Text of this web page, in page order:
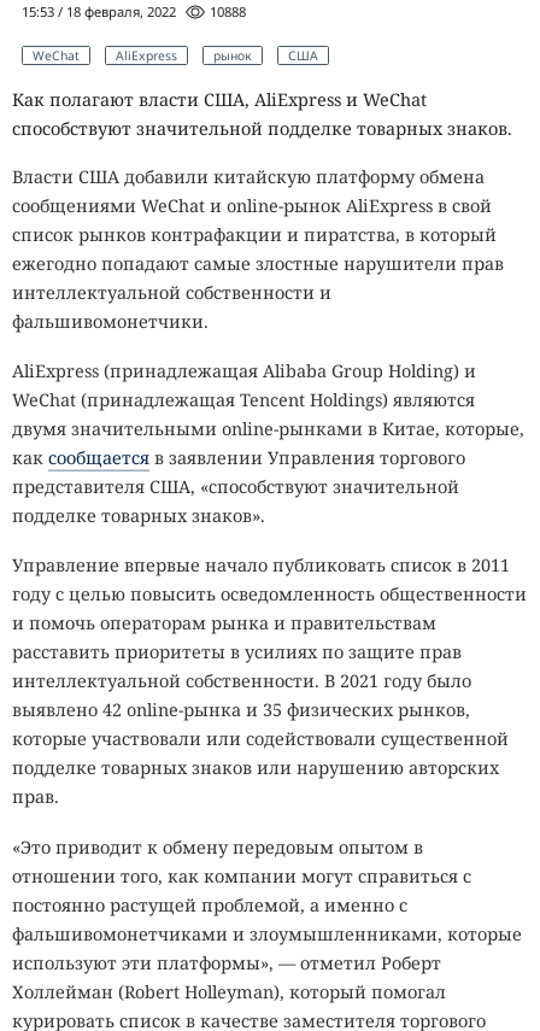
15:53 / 18 февраля, 2022 10888
WeChat AliExpress рынок США
Как полагают власти США, AliExpress и WeChat
способствуют значительной подделке товарных знаков.
Власти США добавили китайскую платформу обмена
сообщениями WeChat и online-рынок AliExpress в свой
список рынков контрафакции и пиратства, в который
ежегодно попадают самые злостные нарушители прав
интеллектуальной собственности и
фальшивомонетчики.
AliExpress (принадлежащая Alibaba Group Holding) и
WeChat (принадлежащая Tencent Holdings) являются
двумя значительными online-рынками в Китае, которые,
как сообщается в заявлении Управления торгового
представителя США, «способствуют значительной
подделке товарных знаков».
Управление впервые начало публиковать список в 2011
году с целью повысить осведомленность общественности
и помочь операторам рынка и правительствам
расставить приоритеты в усилиях по защите прав
интеллектуальной собственности. В 2021 году было
выявлено 42 online-рынка и 35 физических рынков,
которые участвовали или содействовали существенной
подделке товарных знаков или нарушению авторских
прав.
«Это приводит к обмену передовым опытом в
отношении того, как компании могут справиться с
постоянно растущей проблемой, а именно с
фальшивомонетчиками и злоумышленниками, которые
используют эти платформы», — отметил Роберт
Холлейман (Robert Holleyman), который помогал
курировать список в качестве заместителя торгового